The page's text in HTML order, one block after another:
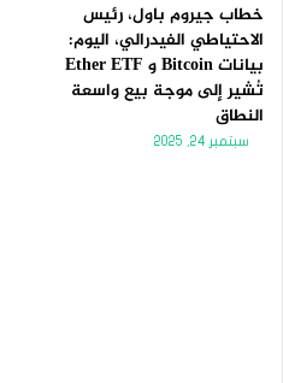
خطاب جيروم باول، رئيس
الاحتياطي الفيدرالي، اليوم:
بيانات Bitcoin و Ether ETF
تُشير إلى موجة بيع واسعة
النطاق
سبتمبر 24, 2025